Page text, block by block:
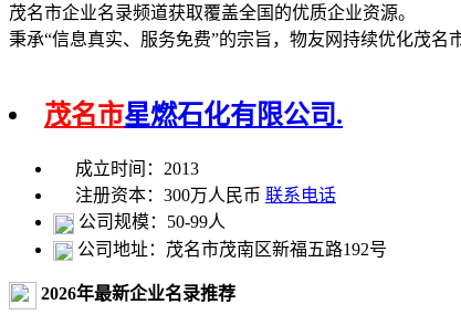
茂名市企业名录频道获取覆盖全国的优质企业资源。
秉承“信息真实、服务免费”的宗旨，物友网持续优化茂
茂名市星燃石化有限公司.
成立时间：2013
注册资本：300万人民币 联系电话
公司规模：50-99人
公司地址：茂名市茂南区新福五路192号
2026年最新企业名录推荐